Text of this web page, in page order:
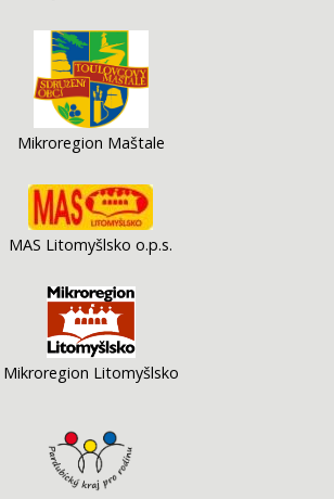
Mikroregion Maštale
MAS Litomyšlsko o.p.s.
Mikroregion Litomyšlsko